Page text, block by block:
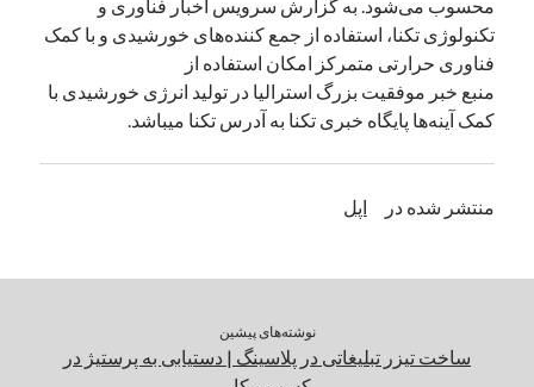
آگوست 2023
جولای 2023
دسامبر 2022
دسته‌ها
دسته‌بندی نشده
محسوب می‌شود. به گزارش سرویس اخبار فناوری و
تکنولوژی تکنا، استفاده از جمع کننده‌های خورشیدی و با کمک
فناوری حرارتی متمرکز امکان استفاده از
منبع خبر موفقیت بزرگ استرالیا در تولید انرژی خورشیدی با
کمک آینه‌ها پایگاه خبری تکنا به آدرس تکنا میباشد.
منتشر شده در اپل
نوشته‌های پیشین
ساخت تیزر تبلیغاتی در پلاسینگ | دستیابی به پرستیژ در